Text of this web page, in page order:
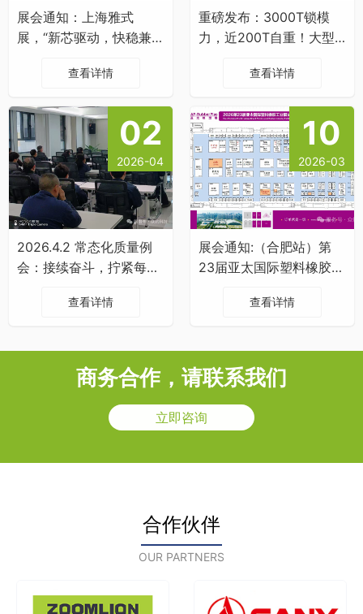
展会通知：上海雅式
展，“新芯驱动，快稳兼
查看详情
重磅发布：3000T锁模
力，近200T自重！大型
查看详情
02
2026-04
2026.4.2 常态化质量例
会：接续奋斗，拧紧每一
查看详情
10
2026-03
展会通知:（合肥站）第
23届亚太国际塑料橡胶工
查看详情
商务合作，请联系我们
立即咨询
合作伙伴
OUR PARTNERS